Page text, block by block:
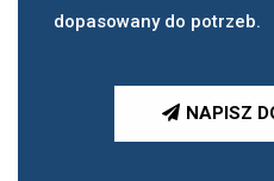
dopasowany do potrzeb.
NAPISZ